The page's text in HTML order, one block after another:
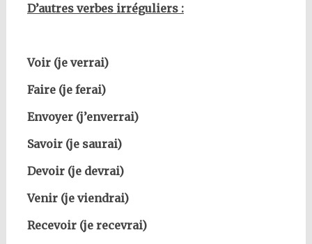
D’autres verbes irréguliers :
Voir (je verrai)
Faire (je ferai)
Envoyer (j’enverrai)
Savoir (je saurai)
Devoir (je devrai)
Venir (je viendrai)
Recevoir (je recevrai)